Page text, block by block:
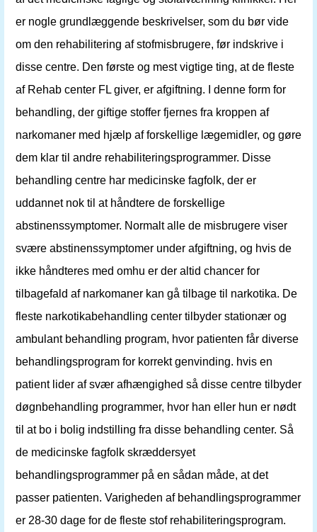
er nogle grundlæggende beskrivelser, som du bør vide
om den rehabilitering af stofmisbrugere, før indskrive i
disse centre. Den første og mest vigtige ting, at de fleste
af Rehab center FL giver, er afgiftning. I denne form for
behandling, der giftige stoffer fjernes fra kroppen af ​​
narkomaner med hjælp af forskellige lægemidler, og gøre
dem klar til andre rehabiliteringsprogrammer. Disse
behandling centre har medicinske fagfolk, der er
uddannet nok til at håndtere de forskellige
abstinenssymptomer. Normalt alle de misbrugere viser
svære abstinenssymptomer under afgiftning, og hvis de
ikke håndteres med omhu er der altid chancer for
tilbagefald af narkomaner kan gå tilbage til narkotika. De
fleste narkotikabehandling center tilbyder stationær og
ambulant behandling program, hvor patienten får diverse
behandlingsprogram for korrekt genvinding. hvis en
patient lider af svær afhængighed så disse centre tilbyder
døgnbehandling programmer, hvor han eller hun er nødt
til at bo i bolig indstilling fra disse behandling center. Så
de medicinske fagfolk skræddersyet
behandlingsprogrammer på en sådan måde, at det
passer patienten. Varigheden af ​​behandlingsprogrammer
er 28-30 dage for de fleste stof rehabiliteringsprogram.